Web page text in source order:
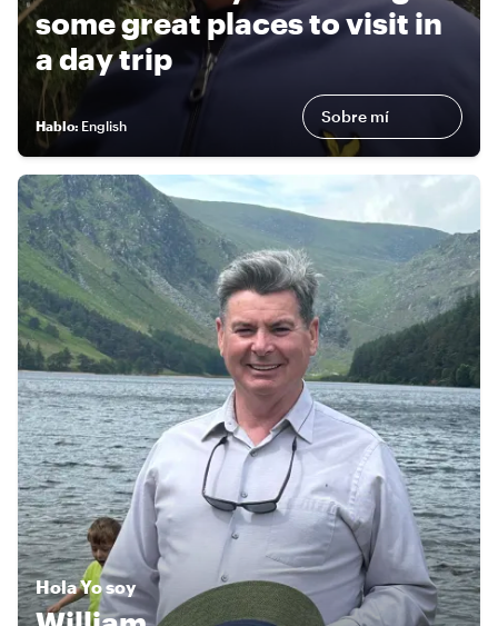
some great places to visit in
a day trip
Hablo: English Sobre mí
HolaYo soy